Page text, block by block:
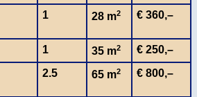
1 28 m2 € 360,–
1 35 m2
€ 250,–
2.5 65 m2 € 800,–